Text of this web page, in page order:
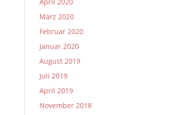
März 2020
Februar 2020
Januar 2020
August 2019
Juli 2019
April 2019
November 2018